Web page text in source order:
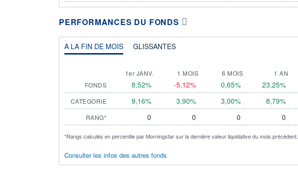
PERFORMANCES DU FONDS
A LA FIN DE MOIS GLISSANTES
1er JANV. 1 MOIS 6 MOIS 1 AN
FONDS
8,52% -5,12% 0,65% 23,25%
CATEGORIE 9,16% 3,90% 3,00% 8,79%
RANG* 0 0 0 0
*Rangs calculés en percentile par Morningstar sur la dernière valeur liquidative du mois précédent.
Consulter les infos des autres fonds